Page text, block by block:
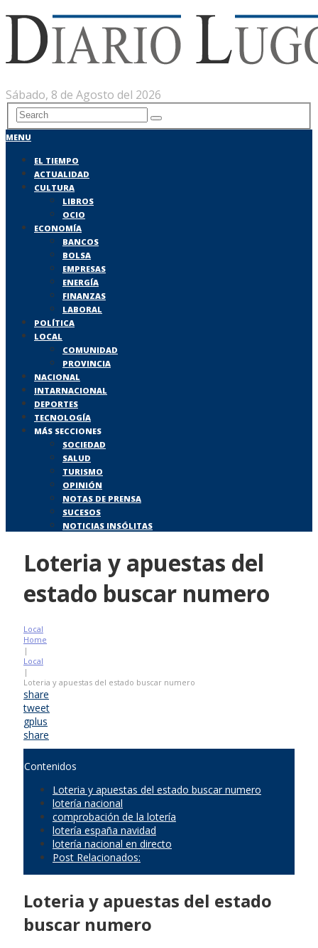
Sábado, 8 de Agosto del 2026
MENU
EL TIEMPO
ACTUALIDAD
CULTURA
LIBROS
OCIO
ECONOMÍA
BANCOS
BOLSA
EMPRESAS
ENERGÍA
FINANZAS
LABORAL
POLÍTICA
LOCAL
COMUNIDAD
PROVINCIA
NACIONAL
INTARNACIONAL
DEPORTES
TECNOLOGÍA
MÁS SECCIONES
SOCIEDAD
SALUD
TURISMO
OPINIÓN
NOTAS DE PRENSA
SUCESOS
NOTICIAS INSÓLITAS
Loteria y apuestas del
estado buscar numero
Local
Home
|
Local
|
Loteria y apuestas del estado buscar numero
share
tweet
gplus
share
Contenidos
Loteria y apuestas del estado buscar numero
lotería nacional
comprobación de la lotería
lotería españa navidad
lotería nacional en directo
Post Relacionados:
Loteria y apuestas del estado
buscar numero